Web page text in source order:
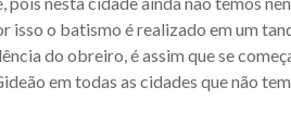
isso o batismo é realizado em um
do obreiro, é assim que se
em todas as cidades que não